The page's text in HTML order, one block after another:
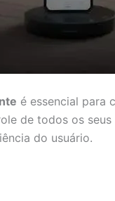
é essencial para
de todos os
do usuário.